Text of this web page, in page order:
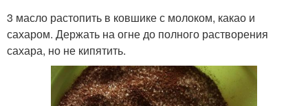
3 масло растопить в ковшике с молоком, какао и
сахаром. Держать на огне до полного растворения
сахара, но не кипятить.